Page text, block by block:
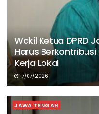
Wakil Ketua DPRD
Harus
Kerja Lokal
17/07/2026
JAWA TENGAH